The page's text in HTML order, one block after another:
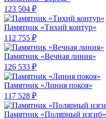
123 504 ₽
Памятник «Тихий контур»
112 755 ₽
Памятник «Вечная линия»
126 533 ₽
Памятник «Линия покоя»
117 528 ₽
Памятник «Полярный изгиб»